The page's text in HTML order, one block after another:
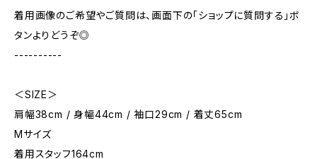
着用画像のご希望やご質問は、画面下の「ショップに質問する」ボ
タンよりどうぞ◎
----------
＜SIZE＞
肩幅38cm / 身幅44cm / 袖口29cm / 着丈65cm
Mサイズ
着用スタッフ164cm